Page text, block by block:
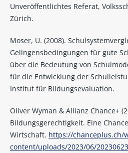
Unveröffentlichtes Referat,
Zürich.
Moser, U. (2008).
Gelingensbedingungen für gute
über die Bedeutung von
für die Entwicklung der
Institut für Bildungsevaluation.
Oliver Wyman & Allianz Chance+
Bildungsgerechtigkeit. Eine
Wirtschaft. https://chanceplus.ch/
content/uploads/2023/06/